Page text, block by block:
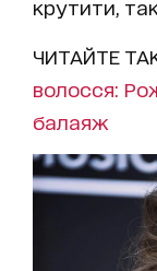
крутити,
ЧИТАЙТЕ
волосся:
балаяж